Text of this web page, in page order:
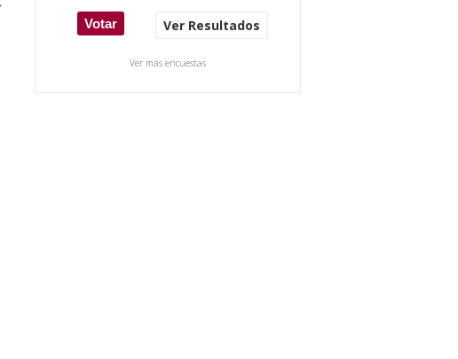
Ver Resultados
Ver más encuestas